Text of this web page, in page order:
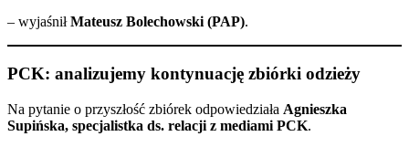
– wyjaśniłMateusz Bolechowski (PAP).
PCK: analizujemy kontynuację zbiórki odzieży
Na pytanie o przyszłość zbiórek odpowiedziała Agnieszka
Supińska, specjalistka ds. relacji z mediami PCK.